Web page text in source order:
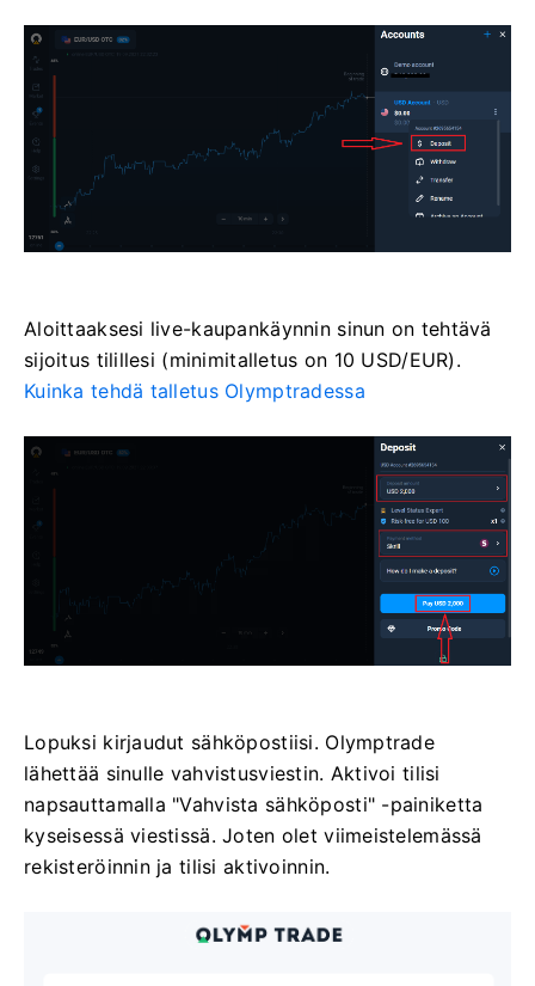
Aloittaaksesi live-kaupankäynnin sinun on tehtävä
sijoitus tilillesi (minimitalletus on 10 USD/EUR).
Kuinka tehdä talletus Olymptradessa
Lopuksi kirjaudut sähköpostiisi. Olymptrade
lähettää sinulle vahvistusviestin. Aktivoi tilisi
napsauttamalla "Vahvista sähköposti" -painiketta
kyseisessä viestissä. Joten olet viimeistelemässä
rekisteröinnin ja tilisi aktivoinnin.